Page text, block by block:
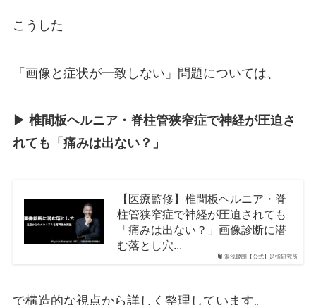
こうした
「画像と症状が一致しない」問題については、
▶︎ 椎間板ヘルニア・脊柱管狭窄症で神経が圧迫さ
れても「痛みは出ない？」
湯浅慶朗【公式】足指研究所
【医療監修】椎間板ヘルニア・脊
柱管狭窄症で神経が圧迫されても
「痛みは出ない？」画像診断に潜
む落とし穴...
で構造的な視点から詳しく整理しています。